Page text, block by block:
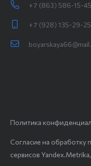
+7 (863) 586-15-45
+7 (928) 135-29-25
Политика
Согласие на
сервисов